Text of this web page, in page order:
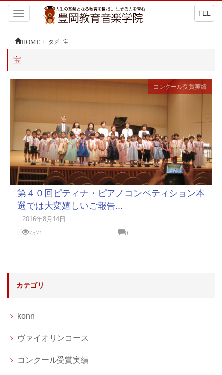
Toggle
navigation
TEL
HOME タグ : 宝
宝
コンクール受賞実績
第４０回ピティナ・ピアノコンペティション本
選では大変嬉しいご報告...
2016年8月14日
7571
0
カテゴリ
konn
ヴァイオリンコース
コンクール受賞実績